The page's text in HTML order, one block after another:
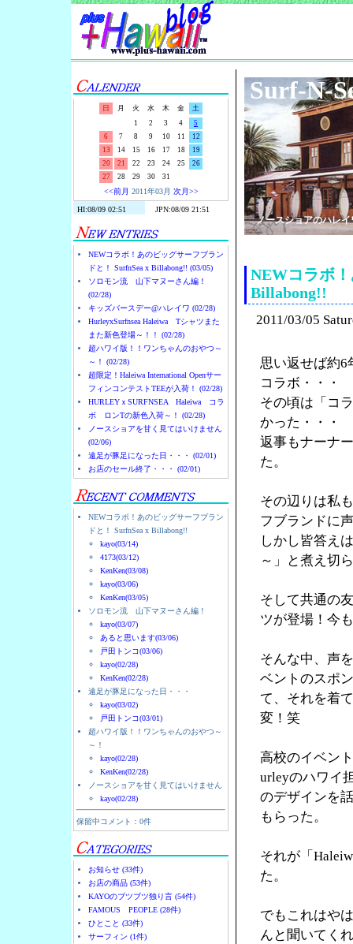
日 月 火 水 木 金
土
1
2 3 4
5
6
7 8 9 10 11
12
13
14 15 16 17 18
19
20
21 22 23 24 25
26
27
28 29 30 31
<<前月 2011年03月 次月>>
NEWコラボ！あのビッグサーフブラン
ドと！ SurfnSea x Billabong!! (03/05)
ソロモン流 山下マヌーさん編！
(02/28)
キッズバースデー@ハレイワ (02/28)
HurleyxSurfnsea Haleiwa Tシャツまた
また新色登場～！！ (02/28)
超ハワイ版！！ワンちゃんのおやつ～
～！ (02/28)
超限定！Haleiwa International Openサー
フィンコンテストTEEが入荷！ (02/28)
HURLEYｘSURFNSEA Haleiwa コラ
ボ ロンTの新色入荷～！ (02/28)
ノースショアを甘く見てはいけません
(02/06)
遠足が豚足になった日・・・ (02/01)
お店のセール終了・・・ (02/01)
NEWコラボ！あのビッグサーフブラン
ドと！ SurfnSea x Billabong!!
kayo(03/14)
4173(03/12)
KenKen(03/08)
kayo(03/06)
KenKen(03/05)
ソロモン流 山下マヌーさん編！
kayo(03/07)
あると思います(03/06)
戸田トンコ(03/06)
kayo(02/28)
KenKen(02/28)
遠足が豚足になった日・・・
kayo(03/02)
戸田トンコ(03/01)
超ハワイ版！！ワンちゃんのおやつ～
～！
kayo(02/28)
KenKen(02/28)
ノースショアを甘く見てはいけません
kayo(02/28)
保留中コメント：0件
お知らせ (33件)
お店の商品 (53件)
KAYOのブツブツ独り言 (54件)
FAMOUS PEOPLE (28件)
ひとこと (33件)
サーフィン (1件)
Surf-N-
ノースショアのハレ
NEWコラボ
Billabong!!
2011/03/05
思い返せば約6
コラボ・・・
その頃は「コ
かった・・・
返事もナーナ
た。
その辺りは私
フブランドに
しかし皆答え
～」と煮え切
そして共通の
ツが登場！今
そんな中、声
ベントのスポ
て、それを着
変！笑
高校のイベン
urleyのハワイ
のデザインを
もらった。
それが「
た。
でもこれはや
んと聞いてく